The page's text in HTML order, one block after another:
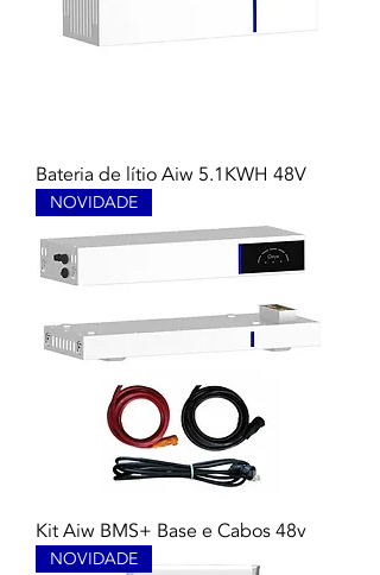
Bateria de lítio Aiw 5.1KWH 48V
NOVIDADE
Kit Aiw BMS+ Base e Cabos 48v
NOVIDADE